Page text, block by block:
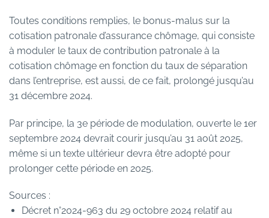
Toutes conditions remplies, le bonus-malus sur la
cotisation patronale d’assurance chômage, qui consiste
à moduler le taux de contribution patronale à la
cotisation chômage en fonction du taux de séparation
dans l’entreprise, est aussi, de ce fait, prolongé jusqu’au
31 décembre 2024.
Par principe, la 3e période de modulation, ouverte le 1er
septembre 2024 devrait courir jusqu’au 31 août 2025,
même si un texte ultérieur devra être adopté pour
prolonger cette période en 2025.
Sources :
Décret n°2024-963 du 29 octobre 2024 relatif au